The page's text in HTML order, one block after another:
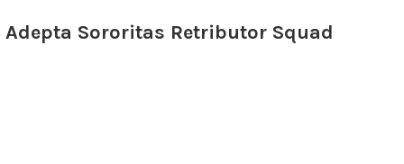
Sororitas Retributor Squad